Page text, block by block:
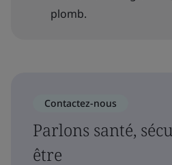
plomb.
Contactez-nous
Parlons santé,
être